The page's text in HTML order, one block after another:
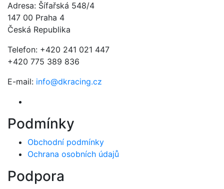
Adresa: Šífařská 548/4
147 00 Praha 4
Česká Republika
Telefon: +420 241 021 447
+420 775 389 836
E-mail: info@dkracing.cz
Podmínky
Obchodní podmínky
Ochrana osobních údajů
Podpora